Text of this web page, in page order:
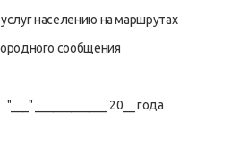
населению на маршрутах
сообщения
20__ года